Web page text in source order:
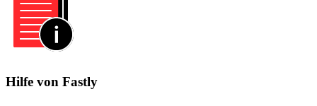
Hilfe von Fastly